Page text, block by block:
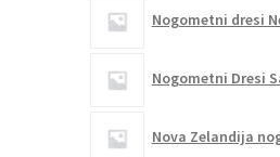
Nogometni dresi
Nogometni Dresi
Nova Zelandija